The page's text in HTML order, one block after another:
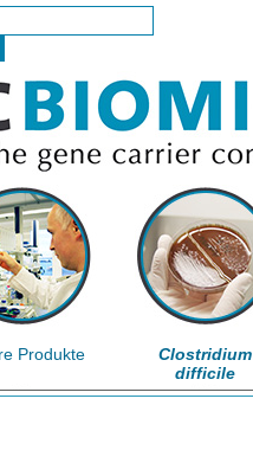
Produkte
Clostridium
difficile